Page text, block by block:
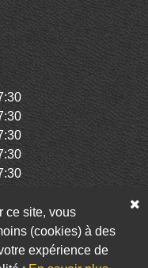
Infolettre
ce site, vous
(cookies) à des
expérience de